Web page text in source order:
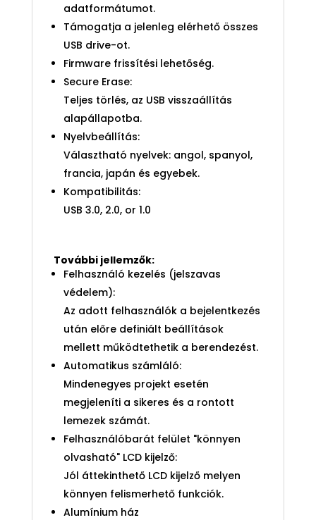
adatformátumot.
Támogatja a jelenleg elérhető összes
USB drive-ot.
Firmware frissítési lehetőség.
Secure Erase:
Teljes törlés, az USB visszaállítás
alapállapotba.
Nyelvbeállítás:
Választható nyelvek: angol, spanyol,
francia, japán és egyebek.
Kompatibilitás:
USB 3.0, 2.0, or 1.0
További jellemzők:
Felhasználó kezelés (jelszavas
védelem):
Az adott felhasználók a bejelentkezés
után előre definiált beállítások
mellett működtethetik a berendezést.
Automatikus számláló:
Mindenegyes projekt esetén
megjeleníti a sikeres és a rontott
lemezek számát.
Felhasználóbarát felület "könnyen
olvasható" LCD kijelző:
Jól áttekinthető LCD kijelző melyen
könnyen felismerhető funkciók.
Alumínium ház